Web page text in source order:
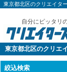
東京都北区のクリエイタ
自分にピッタリ
東京都北区のクリエ
絞込検索